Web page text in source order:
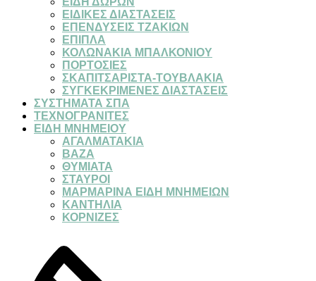
ΕΙΔΙΚΕΣ ΔΙΑΣΤΑΣΕΙΣ
ΕΠΕΝΔΥΣΕΙΣ ΤΖΑΚΙΩΝ
ΕΠΙΠΛΑ
ΚΟΛΩΝΑΚΙΑ ΜΠΑΛΚΟΝΙΟΥ
ΠΟΡΤΟΣΙΕΣ
ΣΚΑΠΙΤΣΑΡΙΣΤΑ-ΤΟΥΒΛΑΚΙΑ
ΣΥΓΚΕΚΡΙΜΕΝΕΣ ΔΙΑΣΤΑΣΕΙΣ
ΣΥΣΤΗΜΑΤΑ ΣΠΑ
ΤΕΧΝΟΓΡΑΝΙΤΕΣ
ΕΙΔΗ ΜΝΗΜΕΙΟΥ
ΑΓΑΛΜΑΤΑΚΙΑ
ΒΑΖΑ
ΘΥΜΙΑΤΑ
ΣΤΑΥΡΟΙ
ΜΑΡΜΑΡΙΝΑ ΕΙΔΗ ΜΝΗΜΕΙΩΝ
ΚΑΝΤΗΛΙΑ
ΚΟΡΝΙΖΕΣ